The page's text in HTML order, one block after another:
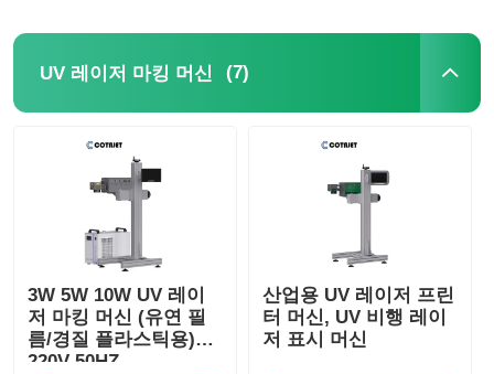
UV 레이저 마킹 머신 (7)
3W 5W 10W UV 레이
저 마킹 머신 (유연 필
름/경질 플라스틱용)
220V 50HZ
산업용 UV 레이저 프린
터 머신, UV 비행 레이
저 표시 머신